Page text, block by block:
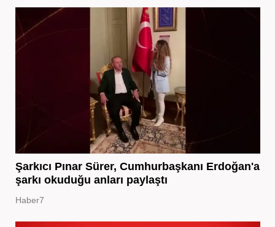
Şarkıcı Pınar Sürer, Cumhurbaşkanı Erdoğan'a
şarkı okuduğu anları paylaştı
Haber7